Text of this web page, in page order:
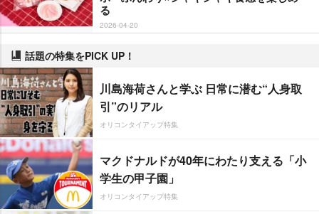
る
2026-04-20
話題の特集をPICK UP！
川島海荷さんと学ぶ 日常に潜む“人身取
引”のリアル
オリコンタイアップ特集
マクドナルドが40年にわたり支える「小
学生の甲子園」
オリコンタイアップ特集